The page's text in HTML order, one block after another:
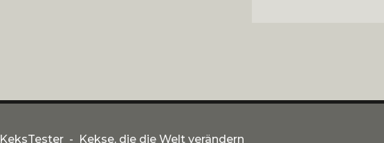
KeksTester Kekse, die die Welt verändern